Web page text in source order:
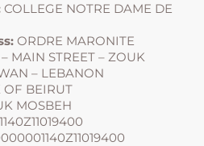
COLLEGE NOTRE DAME DE
ORDRE MARONITE
MAIN STREET – ZOUK
– LEBANON
OF BEIRUT
MOSBEH
1140Z11019400